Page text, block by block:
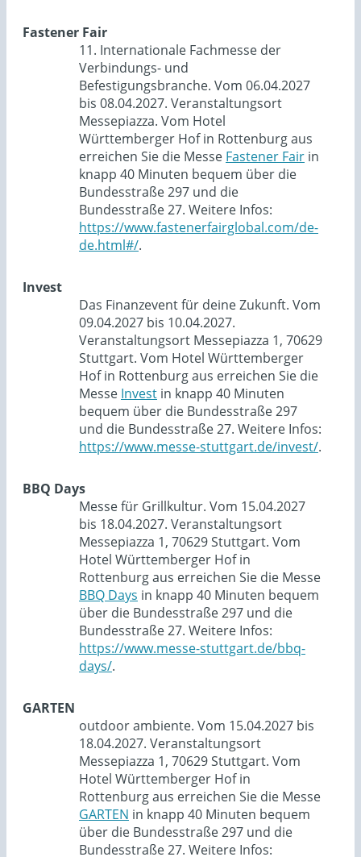
Fastener Fair
11. Internationale Fachmesse der
Verbindungs- und
Befestigungsbranche. Vom 06.04.2027
bis 08.04.2027. Veranstaltungsort
Messepiazza. Vom Hotel
Württemberger Hof in Rottenburg aus
erreichen Sie die Messe Fastener Fair in
knapp 40 Minuten bequem über die
Bundesstraße 297 und die
Bundesstraße 27. Weitere Infos:
https://www.fastenerfairglobal.com/de-
de.html#/.
Invest
Das Finanzevent für deine Zukunft. Vom
09.04.2027 bis 10.04.2027.
Veranstaltungsort Messepiazza 1, 70629
Stuttgart. Vom Hotel Württemberger
Hof in Rottenburg aus erreichen Sie die
Messe Invest in knapp 40 Minuten
bequem über die Bundesstraße 297
und die Bundesstraße 27. Weitere Infos:
https://www.messe-stuttgart.de/invest/.
BBQ Days
Messe für Grillkultur. Vom 15.04.2027
bis 18.04.2027. Veranstaltungsort
Messepiazza 1, 70629 Stuttgart. Vom
Hotel Württemberger Hof in
Rottenburg aus erreichen Sie die Messe
BBQ Days in knapp 40 Minuten bequem
über die Bundesstraße 297 und die
Bundesstraße 27. Weitere Infos:
https://www.messe-stuttgart.de/bbq-
days/.
GARTEN
outdoor ambiente. Vom 15.04.2027 bis
18.04.2027. Veranstaltungsort
Messepiazza 1, 70629 Stuttgart. Vom
Hotel Württemberger Hof in
Rottenburg aus erreichen Sie die Messe
GARTEN in knapp 40 Minuten bequem
über die Bundesstraße 297 und die
Bundesstraße 27. Weitere Infos: